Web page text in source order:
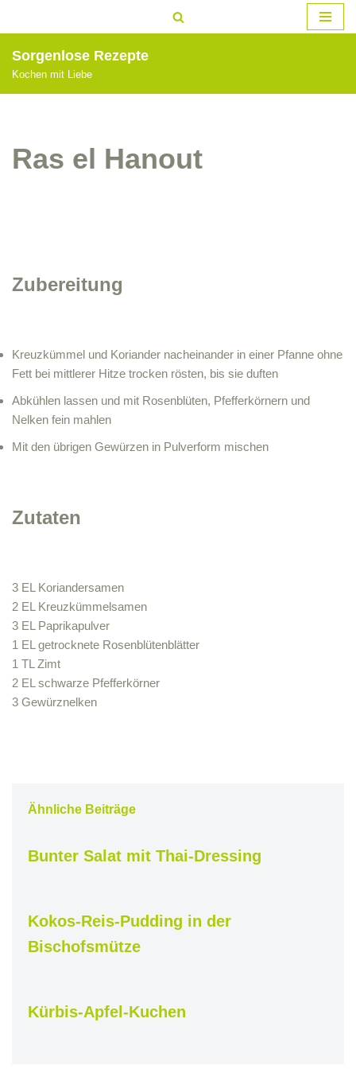
Inhalt
springen
Sorgenlose Rezepte
Kochen mit Liebe
Ras el Hanout
Zubereitung
Kreuzkümmel und Koriander nacheinander in einer Pfanne ohne
Fett bei mittlerer Hitze trocken rösten, bis sie duften
Abkühlen lassen und mit Rosenblüten, Pfefferkörnern und
Nelken fein mahlen
Mit den übrigen Gewürzen in Pulverform mischen
Zutaten
3 EL Koriandersamen
2 EL Kreuzkümmelsamen
3 EL Paprikapulver
1 EL getrocknete Rosenblütenblätter
1 TL Zimt
2 EL schwarze Pfefferkörner
3 Gewürznelken
Ähnliche Beiträge
Bunter Salat mit Thai-Dressing
Kokos-Reis-Pudding in der
Bischofsmütze
Kürbis-Apfel-Kuchen